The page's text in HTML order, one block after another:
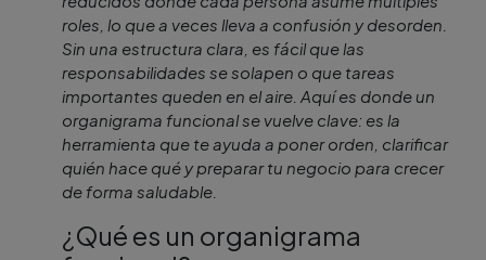
roles, lo que a veces lleva a confusión y desorden.
Sin una estructura clara, es fácil que las
responsabilidades se solapen o que tareas
importantes queden en el aire. Aquí es donde un
organigrama funcional se vuelve clave: es la
herramienta que te ayuda a poner orden, clarificar
quién hace qué y preparar tu negocio para crecer
de forma saludable.
¿Qué es un organigrama